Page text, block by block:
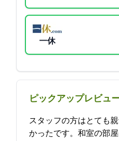
一休
ピックアップレビュ
スタッフの方はとても
かったです。和室の部